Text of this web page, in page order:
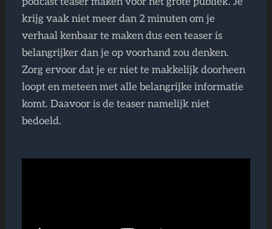
krijg vaak niet meer dan 2 minuten om je
verhaal kenbaar te maken dus een teaser is
belangrijker dan je op voorhand zou denken.
Zorg ervoor dat je er niet te makkelijk doorheen
loopt en meteen met alle belangrijke informatie
komt. Daavoor is de teaser namelijk niet
bedoeld.